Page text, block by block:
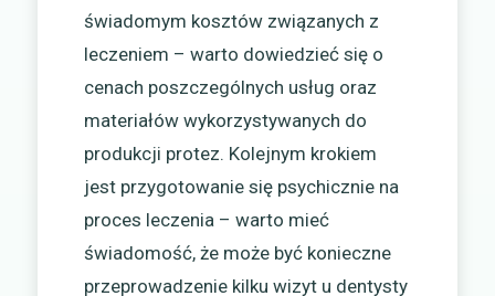
świadomym kosztów związanych z
leczeniem – warto dowiedzieć się o
cenach poszczególnych usług oraz
materiałów wykorzystywanych do
produkcji protez. Kolejnym krokiem
jest przygotowanie się psychicznie na
proces leczenia – warto mieć
świadomość, że może być konieczne
przeprowadzenie kilku wizyt u dentysty